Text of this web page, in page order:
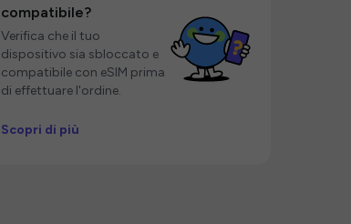
compatibile?
Verifica che il tuo
dispositivo sia sbloccato e
compatibile con eSIM prima
di effettuare l'ordine.
Scopri di più